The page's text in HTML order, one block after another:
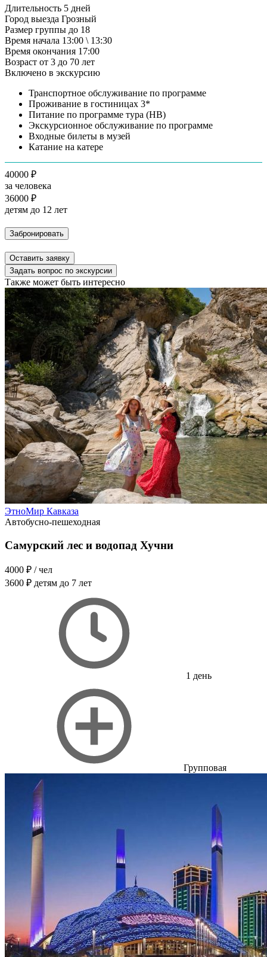
Длительность 5 дней
Город выезда Грозный
Размер группы до 18
Время начала 13:00 \ 13:30
Время окончания 17:00
Возраст от 3 до 70 лет
Включено в экскурсию
Транспортное обслуживание по программе
Проживание в гостиницах 3*
Питание по программе тура (НВ)
Экскурсионное обслуживание по программе
Входные билеты в музей
Катание на катере
40000 ₽
за человека
36000 ₽
детям до 12 лет
Забронировать
Оставить заявку
Задать вопрос по экскурсии
Также может быть интересно
ЭтноМир Кавказа
Автобусно-пешеходная
Самурский лес и водопад Хучни
4000 ₽ / чел
3600 ₽ детям до 7 лет
1 день
Групповая